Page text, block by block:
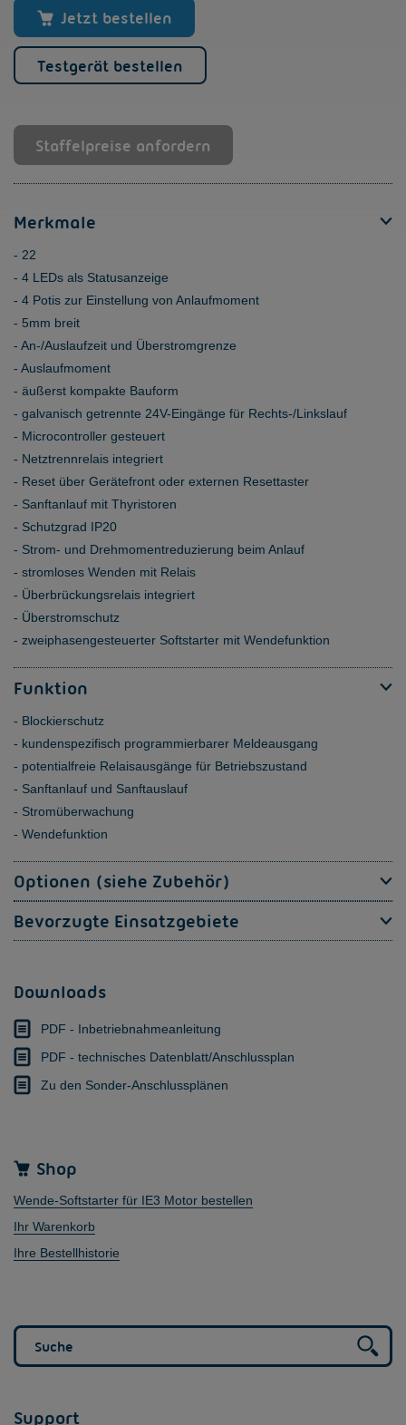
Menge
Jetzt bestellen
Testgerät bestellen
Staffelpreise anfordern
Merkmale
22
4 LEDs als Statusanzeige
4 Potis zur Einstellung von Anlaufmoment
5mm breit
An-/Auslaufzeit und Überstromgrenze
Auslaufmoment
äußerst kompakte Bauform
galvanisch getrennte 24V-Eingänge für Rechts-/Linkslauf
Microcontroller gesteuert
Netztrennrelais integriert
Reset über Gerätefront oder externen Resettaster
Sanftanlauf mit Thyristoren
Schutzgrad IP20
Strom- und Drehmomentreduzierung beim Anlauf
stromloses Wenden mit Relais
Überbrückungsrelais integriert
Überstromschutz
zweiphasengesteuerter Softstarter mit Wendefunktion
Funktion
Blockierschutz
kundenspezifisch programmierbarer Meldeausgang
potentialfreie Relaisausgänge für Betriebszustand
Sanftanlauf und Sanftauslauf
Stromüberwachung
Wendefunktion
Optionen (siehe Zubehör)
Bevorzugte Einsatzgebiete
Downloads
PDF - Inbetriebnahmeanleitung
PDF - technisches Datenblatt/Anschlussplan
Zu den Sonder-Anschlussplänen
Shop
Wende-Softstarter für IE3 Motor bestellen
Ihr Warenkorb
Ihre Bestellhistorie
Support